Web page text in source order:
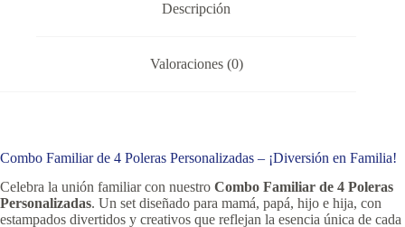
Descripción
Valoraciones (0)
Combo Familiar de 4 Poleras Personalizadas – ¡Diversión en Familia!
Celebra la unión familiar con nuestro Combo Familiar de 4 Poleras
Personalizadas. Un set diseñado para mamá, papá, hijo e hija, con
estampados divertidos y creativos que reflejan la esencia única de cada